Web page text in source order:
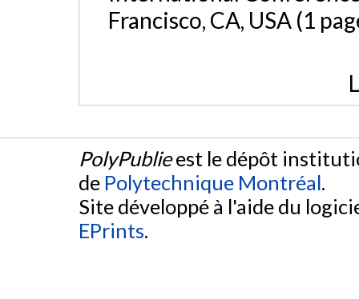
Francisco, CA, USA (1
PolyPublieest le dépôt
de Polytechnique Montréal.
Site développé à l'aide du
EPrints.